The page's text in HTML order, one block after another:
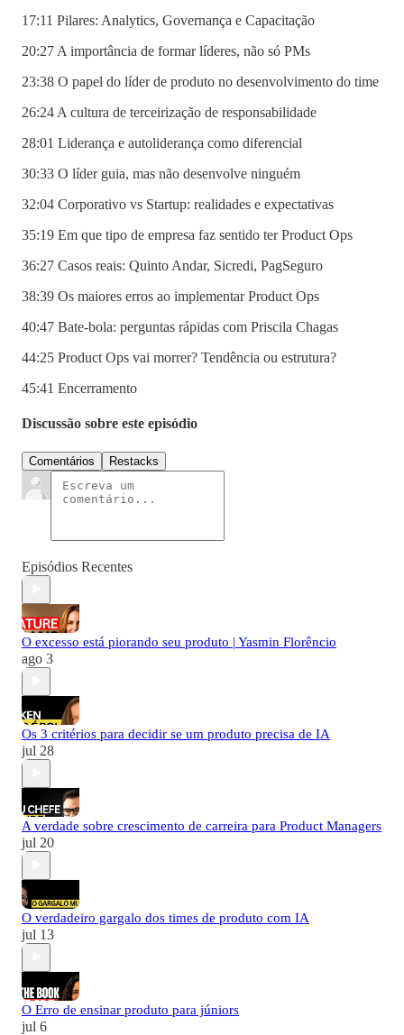
17:11 Pilares: Analytics, Governança e Capacitação
20:27 A importância de formar líderes, não só PMs
23:38 O papel do líder de produto no desenvolvimento do time
26:24 A cultura de terceirização de responsabilidade
28:01 Liderança e autoliderança como diferencial
30:33 O líder guia, mas não desenvolve ninguém
32:04 Corporativo vs Startup: realidades e expectativas
35:19 Em que tipo de empresa faz sentido ter Product Ops
36:27 Casos reais: Quinto Andar, Sicredi, PagSeguro
38:39 Os maiores erros ao implementar Product Ops
40:47 Bate-bola: perguntas rápidas com Priscila Chagas
44:25 Product Ops vai morrer? Tendência ou estrutura?
45:41 Encerramento
Discussão sobre este episódio
Comentários Restacks
Episódios Recentes
O excesso está piorando seu produto | Yasmin Florêncio
ago 3
Os 3 critérios para decidir se um produto precisa de IA
jul 28
A verdade sobre crescimento de carreira para Product Managers
jul 20
O verdadeiro gargalo dos times de produto com IA
jul 13
O Erro de ensinar produto para júniors
jul 6